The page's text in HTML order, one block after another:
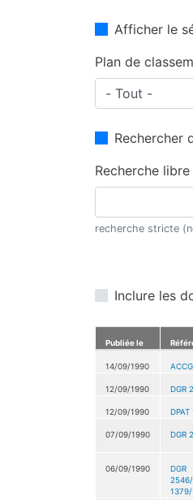
Afficher le
Plan de
Rechercher
Recherche libre
recherche stricte
Inclure les
Publiée le
14/09/1990
12/09/1990 DGR
12/09/1990
07/09/1990 DGR
06/09/1990
DGR
2546/